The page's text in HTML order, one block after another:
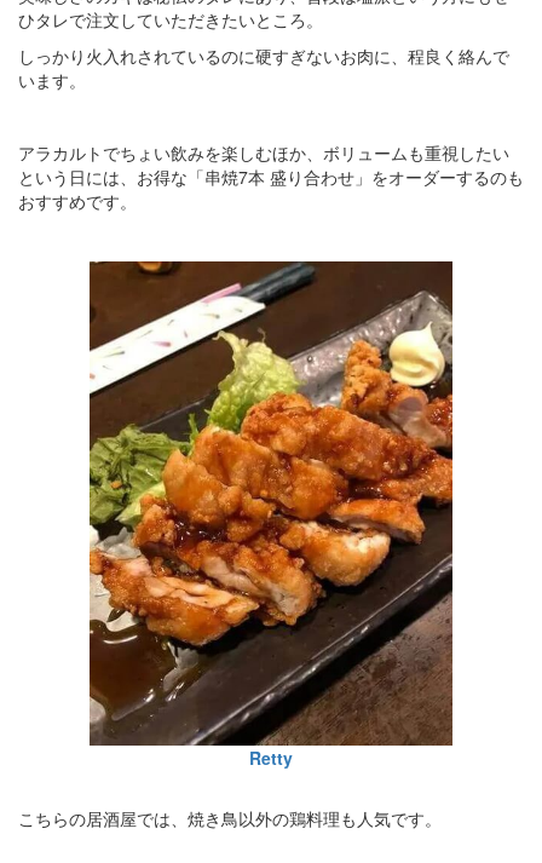
ひタレで注文していただきたいところ。
しっかり火入れされているのに硬すぎないお肉に、程良く絡んで
います。
アラカルトでちょい飲みを楽しむほか、ボリュームも重視したい
という日には、お得な「串焼7本 盛り合わせ」をオーダーするのも
おすすめです。
Retty
こちらの居酒屋では、焼き鳥以外の鶏料理も人気です。